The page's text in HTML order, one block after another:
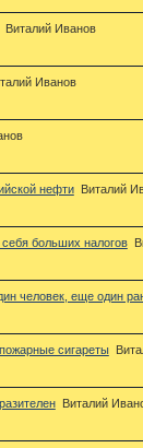
Виталий Иванов
Иванов
нефти
Виталий
больших налогов
человек, еще один
сигареты
Виталий